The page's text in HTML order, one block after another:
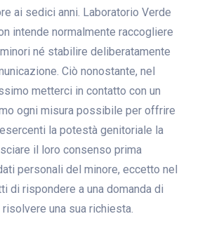
ai sedici anni. Laboratorio Verde
intende normalmente raccogliere
né stabilire deliberatamente
Ciò nonostante, nel
metterci in contatto con un
ogni misura possibile per offrire
la potestà genitoriale la
il loro consenso prima
personali del minore, eccetto nel
di rispondere a una domanda di
una sua richiesta.